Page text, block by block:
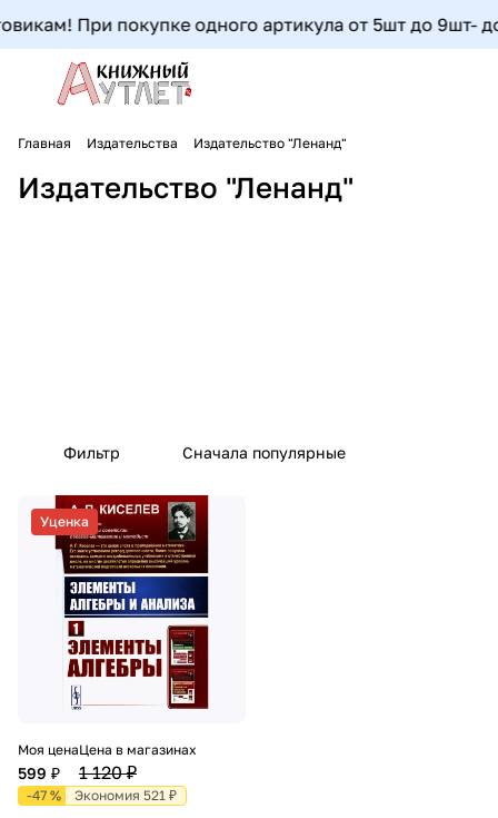
При покупке одного артикула от 5шт до 9шт-
Главная Издательства Издательство "Ленанд"
Издательство "Ленанд"
Фильтр Сначала популярные
Уценка
Моя цена
599 ₽
Цена в магазинах
1 120 ₽
-47 % Экономия 521 ₽